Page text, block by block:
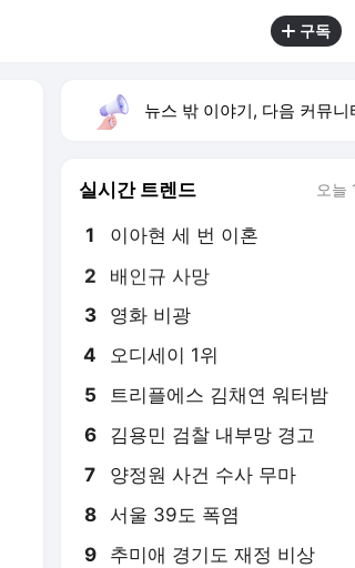
구독
뉴스 밖 이야기, 다음 커뮤니티 웹
실시간 트렌드 오늘
1 이아현 세 번 이혼
2 배인규 사망
3 영화 비광
4 오디세이 1위
5 트리플에스 김채연 워터밤
6 김용민 검찰 내부망 경고
7 양정원 사건 수사 무마
8 서울 39도 폭염
9 추미애 경기도 재정 비상